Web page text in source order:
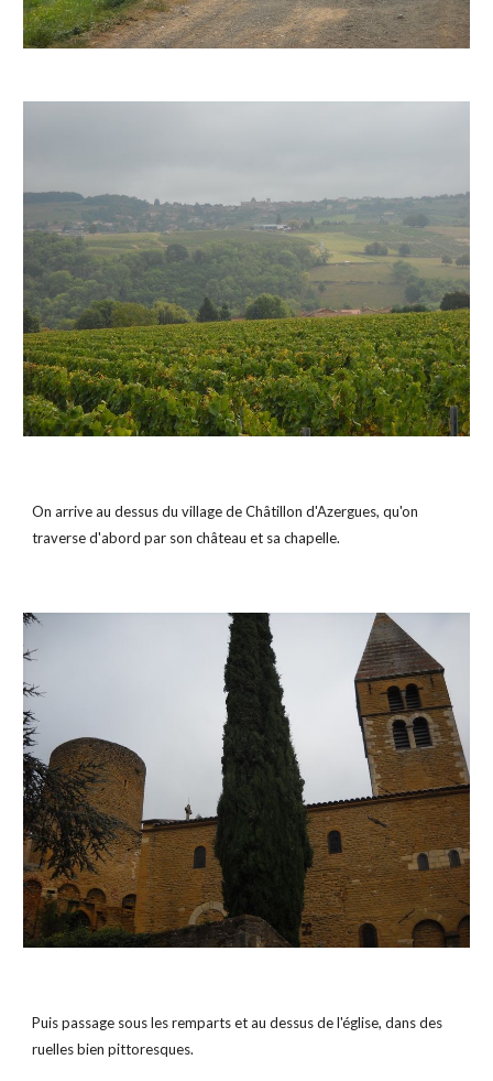
On arrive au dessus du village de Châtillon d'Azergues, qu'on
traverse d'abord par son château et sa chapelle.
Puis passage sous les remparts et au dessus de l'église, dans des
ruelles bien pittoresques.